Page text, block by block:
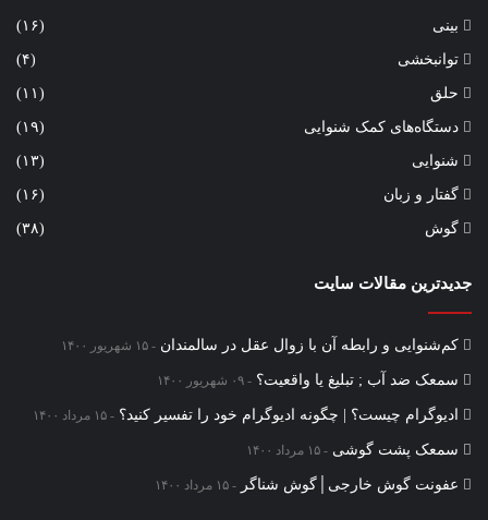
بینی (۱۶)
توانبخشی (۴)
حلق (۱۱)
دستگاه‌های کمک شنوایی (۱۹)
شنوایی (۱۳)
گفتار و زبان (۱۶)
گوش (۳۸)
جدیدترین مقالات سایت
کم‌شنوایی و رابطه آن با زوال عقل در سالمندان ۱۵ شهریور ۱۴۰۰
سمعک ضد آب ; تبلیغ یا واقعیت؟ ۰۹ شهریور ۱۴۰۰
ادیوگرام چیست؟ | چگونه ادیوگرام خود را تفسیر کنید؟ ۱۵ مرداد ۱۴۰۰
سمعک‌ پشت گوشی ۱۵ مرداد ۱۴۰۰
عفونت گوش خارجی│گوش شناگر ۱۵ مرداد ۱۴۰۰